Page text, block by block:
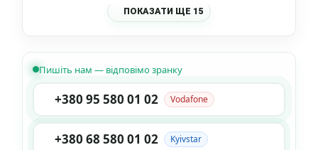
ПОКАЗАТИ ЩЕ 15
Пишіть нам — відповімо зранку
+380 95 580 01 02 Vodafone
+380 68 580 01 02 Kyivstar